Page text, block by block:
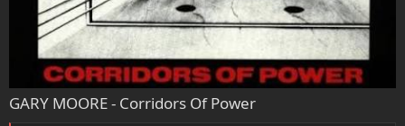
GARY MOORE - Corridors Of Power